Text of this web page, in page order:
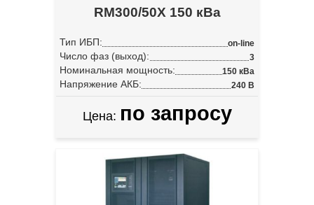
RM300/50X 150 кВа
Тип ИБП: on-line
Число фаз (выход): 3
Номинальная мощность: 150 кВа
Напряжение АКБ: 240 В
Цена: по запросу